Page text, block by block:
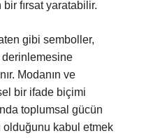
fırsat yaratabilir.
gibi semboller,
derinlemesine
Modanın ve
bir ifade biçimi
toplumsal gücün
olduğunu kabul etmek